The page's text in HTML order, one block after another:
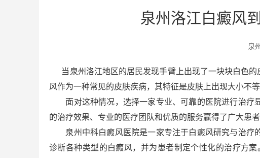
泉州洛江白癜风
泉
当泉州洛江地区的居民发现手臂上出现了一块块白色的
风作为一种常见的皮肤疾病，其特征是皮肤上出现大小不
面对这种情况，选择一家专业、可靠的医院进行治疗
的治疗效果、专业的医疗团队和优质的服务赢得了广大患者
泉州中科白癜风医院是一家专注于白癜风研究与治疗
诊断各种类型的白癜风，并为患者制定个性化的治疗方